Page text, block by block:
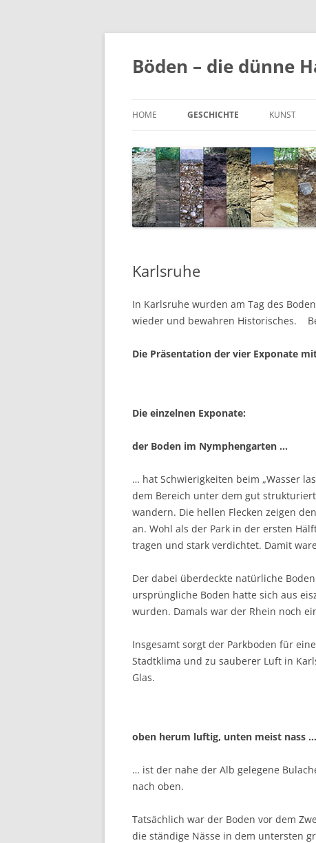
Zum
springen
Böden – die dünne
HOME GESCHICHTE
ULM
KARLSRUHE
KUNST
Karlsruhe
In Karlsruhe wurden am Tag des
wieder und bewahren Historisches.
Die Präsentation der vier Exponate
Die einzelnen Exponate:
der Boden im Nymphengarten …
… hat Schwierigkeiten beim „Wasser
dem Bereich unter dem gut
wandern. Die hellen Flecken zeigen
an. Wohl als der Park in der ersten
tragen und stark verdichtet. Damit
Der dabei überdeckte natürliche
ursprüngliche Boden hatte sich aus
wurden. Damals war der Rhein noch
Insgesamt sorgt der Parkboden für
Stadtklima und zu sauberer Luft in
Glas.
oben herum luftig, unten meist nass …
… ist der nahe der Alb gelegene
nach oben.
Tatsächlich war der Boden vor dem
die ständige Nässe in dem untersten